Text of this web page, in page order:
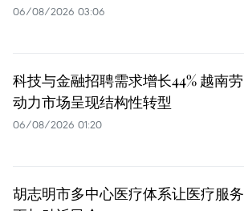
06/08/2026 03:06
科技与金融招聘需求增长44% 越南劳
动力市场呈现结构性转型
06/08/2026 01:20
胡志明市多中心医疗体系让医疗服务